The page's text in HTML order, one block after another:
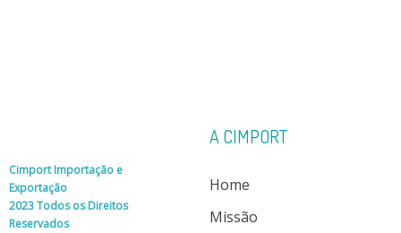
Cimport Importação e
Exportação
2023 Todos os Direitos
Reservados
A CIMPORT
Home
Missão